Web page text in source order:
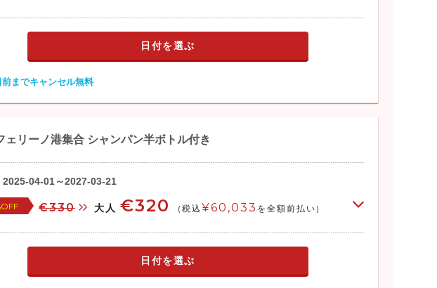
日付を選ぶ
前までキャンセル無料
ェリーノ港集合 シャンパン半ボトル付き
2025-04-01～2027-03-21
€330 大人 €320 (税込 ¥60,033 を全額前払い)
日付を選ぶ